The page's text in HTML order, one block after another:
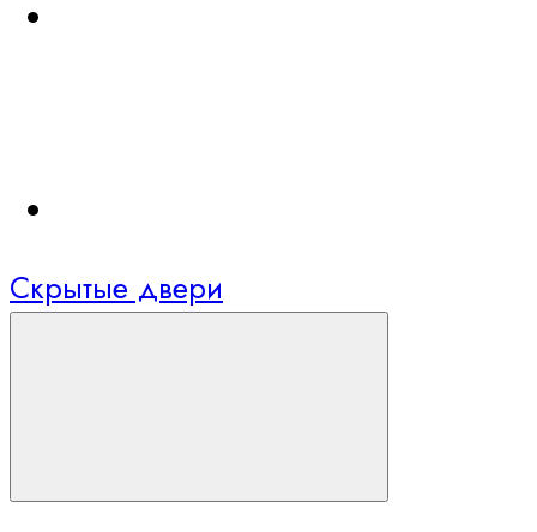
Скрытые двери